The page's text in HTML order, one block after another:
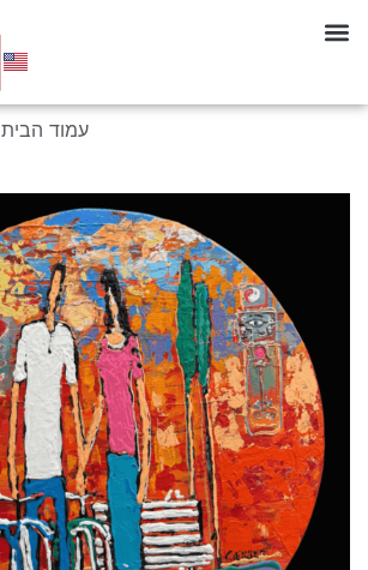
עמוד הבית